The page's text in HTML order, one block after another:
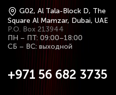
G02, Al Tala-Block D, The
Square Al Mamzar, Dubai, UAE
P.O. Box 213944
ПН – ПТ: 09:00–18:00
СБ – ВС: выходной
+971 56 682 3735